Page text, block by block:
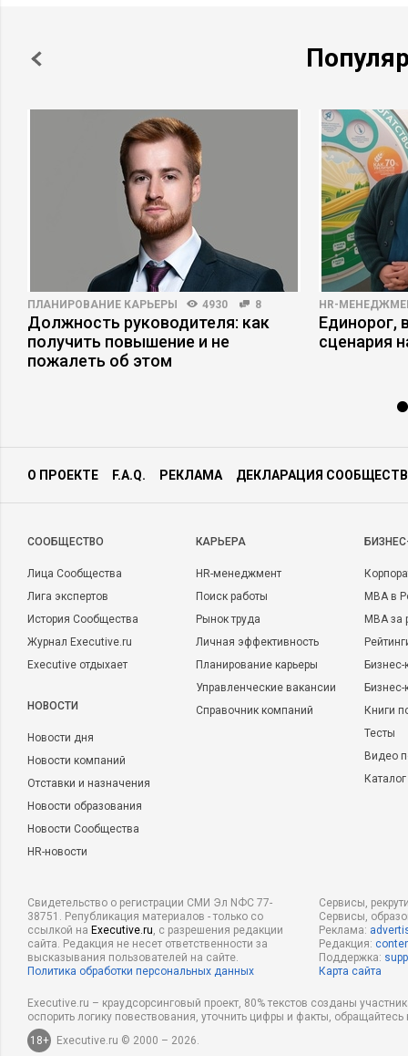
ПЛАНИРОВАНИЕ КАРЬЕРЫ 4930 8
Должность руководителя: как
получить повышение и не
пожалеть об этом
HR-
Единорог,
сценария
О ПРОЕКТЕ F.A.Q. РЕКЛАМА ДЕКЛАРАЦИЯ
CООБЩЕСТВО
Лица Сообщества
Лига экспертов
История Сообщества
Журнал Executive.ru
Executive отдыхает
НОВОСТИ
Новости дня
Новости компаний
Отставки и назначения
Новости образования
Новости Сообщества
HR-новости
КАРЬЕРА
HR-менеджмент
Поиск работы
Рынок труда
Личная эффективность
Планирование карьеры
Управленческие вакансии
Справочник компаний
MBA в
MBA
Бизнес-
Книги
Тесты
Видео
Свидетельство о регистрации СМИ Эл NФС 77-
38751. Републикация материалов - только со
ссылкой на Executive.ru, с разрешения редакции
сайта. Редакция не несет ответственности за
высказывания пользователей на сайте.
Политика обработки персональных данных
Сервисы,
Сервисы,
Реклама:
Редакция:
Поддержка:
Карта сайта
Executive.ru – краудсорсинговый проект, 80% текстов созданы
оспорить логику повествования, уточнить цифры и факты,
18+
Executive.ru © 2000 – 2026.